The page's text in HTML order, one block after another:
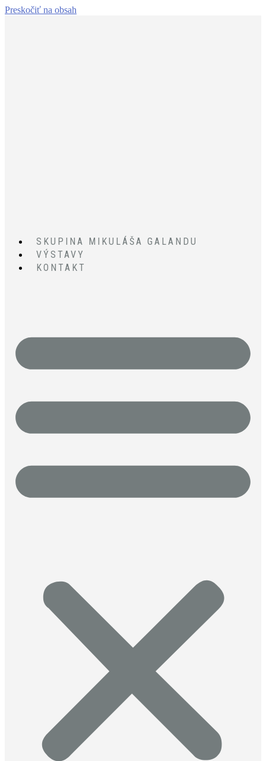
Preskočiť na obsah
SKUPINA MIKULÁŠA GALANDU
VÝSTAVY
KONTAKT